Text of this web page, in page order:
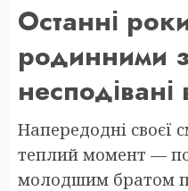
Останні
родинними
несподівані
Напередодні своєї
теплий момент —
молодшим братом